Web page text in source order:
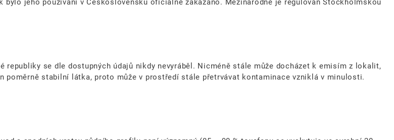
jeho používání v Československu oficiálně zakázáno. Mezinárodně je regulován Stockholmskou
republiky se dle dostupných údajů nikdy nevyráběl. Nicméně stále může docházet k emisím z lokalit,
stabilní látka, proto může v prostředí stále přetrvávat kontaminace vzniklá v minulosti.